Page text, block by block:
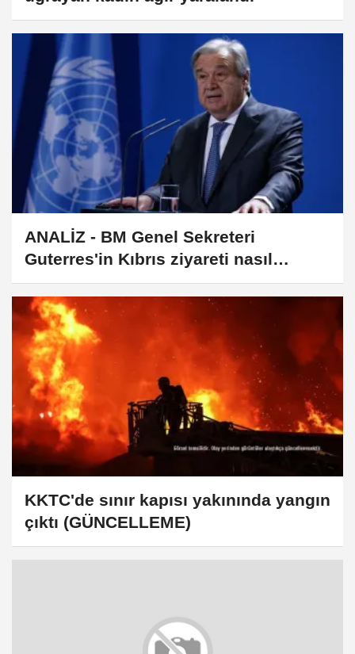
ANALİZ - BM Genel Sekreteri
Guterres'in Kıbrıs ziyareti nasıl
okunmalı?
KKTC'de sınır kapısı yakınında yangın
çıktı (GÜNCELLEME)